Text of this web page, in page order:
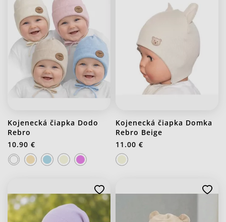
Kojenecká čiapka Dodo
Rebro
10.90 €
Kojenecká čiapka Domka
Rebro Beige
11.00 €